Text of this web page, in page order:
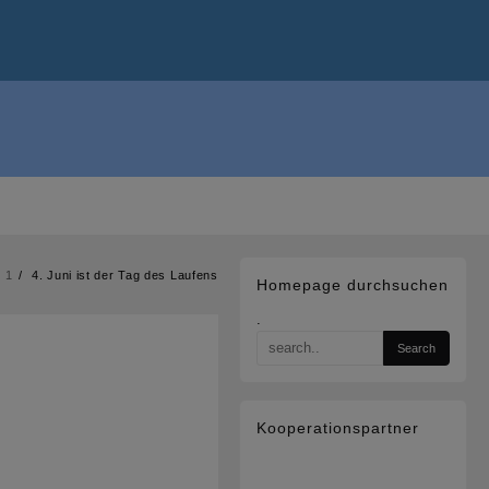
1 4. Juni ist der Tag des Laufens
Homepage durchsuchen
.
Kooperationspartner